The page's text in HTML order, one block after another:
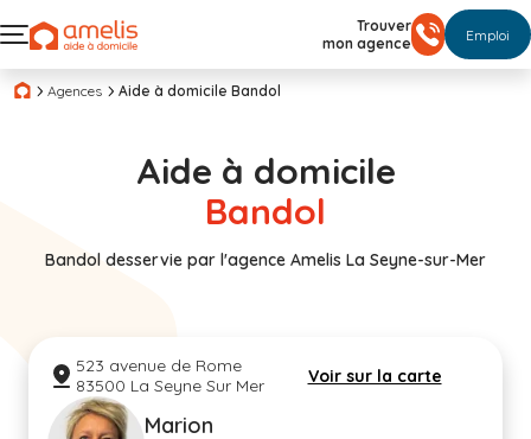
Trouver
mon agence
Emploi
Agences Aide à domicile Bandol
Aide à domicile
Bandol
Bandol desservie par l'agence Amelis La Seyne-sur-Mer
523 avenue de Rome
83500 La Seyne Sur Mer
Voir sur la carte
Marion